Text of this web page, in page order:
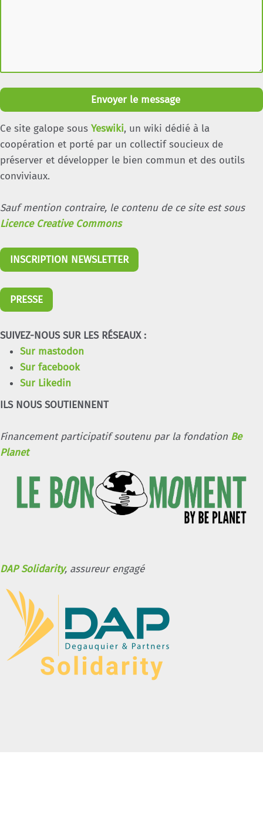
Envoyer le message
Ce site galope sous Yeswiki, un wiki dédié à la
coopération et porté par un collectif soucieux de
préserver et développer le bien commun et des outils
conviviaux.
Sauf mention contraire, le contenu de ce site est sous
Licence Creative Commons
INSCRIPTION NEWSLETTER
PRESSE
SUIVEZ-NOUS SUR LES RÉSEAUX :
Sur mastodon
Sur facebook
Sur Likedin
ILS NOUS SOUTIENNENT
Financement participatif soutenu par la fondation Be
Planet
DAP Solidarity, assureur engagé